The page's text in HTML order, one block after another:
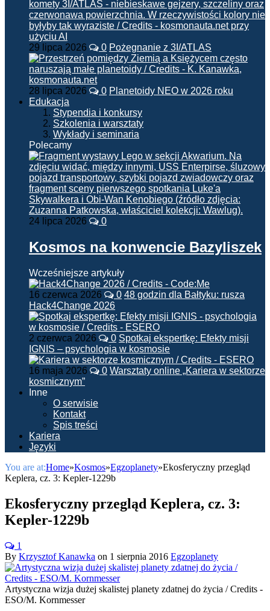
29 lipca 2026 0 Pożegnanie z 3I/ATLAS
28 lipca 2026 0 Planetoidy NEO w 2026 roku
Edukacja
Stypendia i konkursy
Szkolenia i warsztaty
Wykłady i seminaria
Polecamy
24 lipca 2026 0
Kosmos na konwencie Bazyliszek
Wcześniejsze artykuły
16 czerwca 2026 0 48 godzin dla Bałtyku: rusza
Hack4Change 2026
2 czerwca 2026 0 Spotkaj ekspertkę: Efekty misji
IGNIS – psychologia w kosmosie
16 maja 2026 0 Warsztaty online „Kariera w sektorze
kosmicznym”
Inne
O serwisie
Kontakt
Spis treści
Kariera
Języki
You are at:Home»Kosmos»Egzoplanety»Ekosferyczny przegląd
Keplera, cz. 3: Kepler-1229b
Ekosferyczny przegląd Keplera, cz. 3:
Kepler-1229b
1
By Krzysztof Kanawka on 1 sierpnia 2016 Egzoplanety
Artystyczna wizja dużej skalistej planety zdatnej do życia / Credits -
ESO/M. Kornmesser